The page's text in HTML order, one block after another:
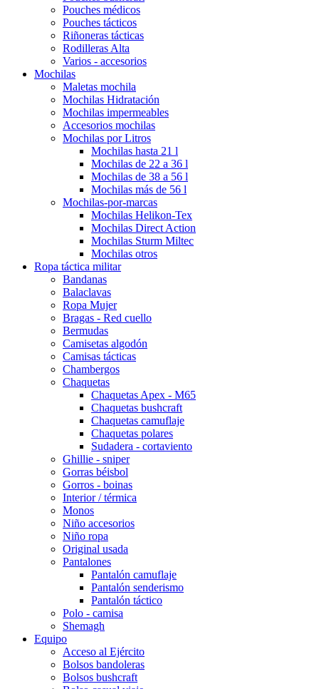
Pouches médicos
Pouches tácticos
Riñoneras tácticas
Rodilleras Alta
Varios - accesorios
Mochilas
Maletas mochila
Mochilas Hidratación
Mochilas impermeables
Accesorios mochilas
Mochilas por Litros
Mochilas hasta 21 l
Mochilas de 22 a 36 l
Mochilas de 38 a 56 l
Mochilas más de 56 l
Mochilas-por-marcas
Mochilas Helikon-Tex
Mochilas Direct Action
Mochilas Sturm Miltec
Mochilas otros
Ropa táctica militar
Bandanas
Balaclavas
Ropa Mujer
Bragas - Red cuello
Bermudas
Camisetas algodón
Camisas tácticas
Chambergos
Chaquetas
Chaquetas Apex - M65
Chaquetas bushcraft
Chaquetas camuflaje
Chaquetas polares
Sudadera - cortaviento
Ghillie - sniper
Gorras béisbol
Gorros - boinas
Interior / térmica
Monos
Niño accesorios
Niño ropa
Original usada
Pantalones
Pantalón camuflaje
Pantalón senderismo
Pantalón táctico
Polo - camisa
Shemagh
Equipo
Acceso al Ejército
Bolsos bandoleras
Bolsos bushcraft